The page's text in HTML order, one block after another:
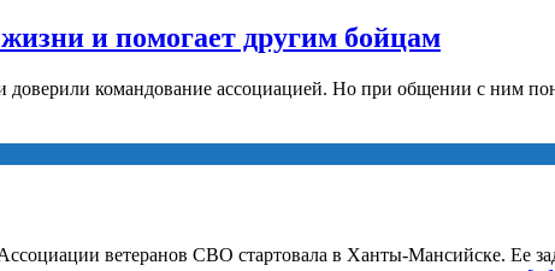
и помогает другим бойцам
командование ассоциацией. Но при общении с ним
ветеранов СВО стартовала в Ханты-Мансийске. Ее